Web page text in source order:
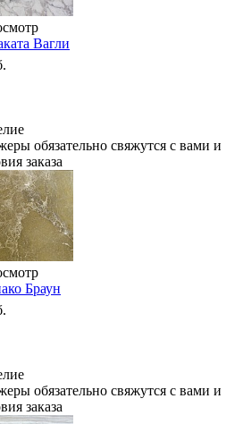
Вагли
обязательно свяжутся с вами и
заказа
Браун
обязательно свяжутся с вами и
заказа